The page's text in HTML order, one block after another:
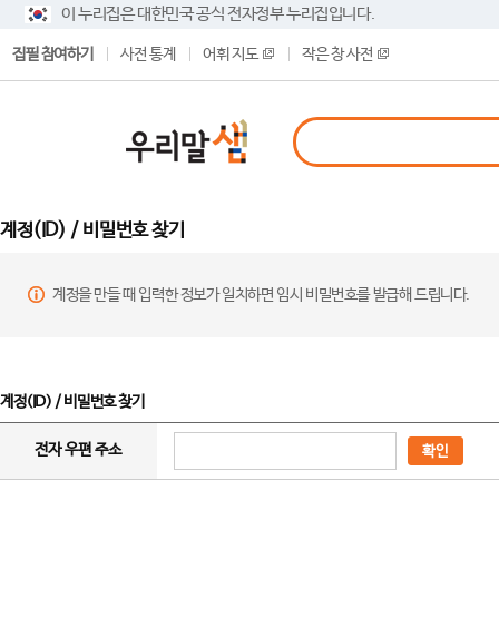
이 누리집은 대한민국 공식 전자정부 누리집입니다.
집필 참여하기 사전 통계 어휘 지도 작은 창 사전
계정(ID) / 비밀번호 찾기
계정을 만들 때 입력한 정보가 일치하면 임시 비밀번호를 발급해 드립니다.
계정(ID) / 비밀번호 찾기
전자 우편 주소 확인